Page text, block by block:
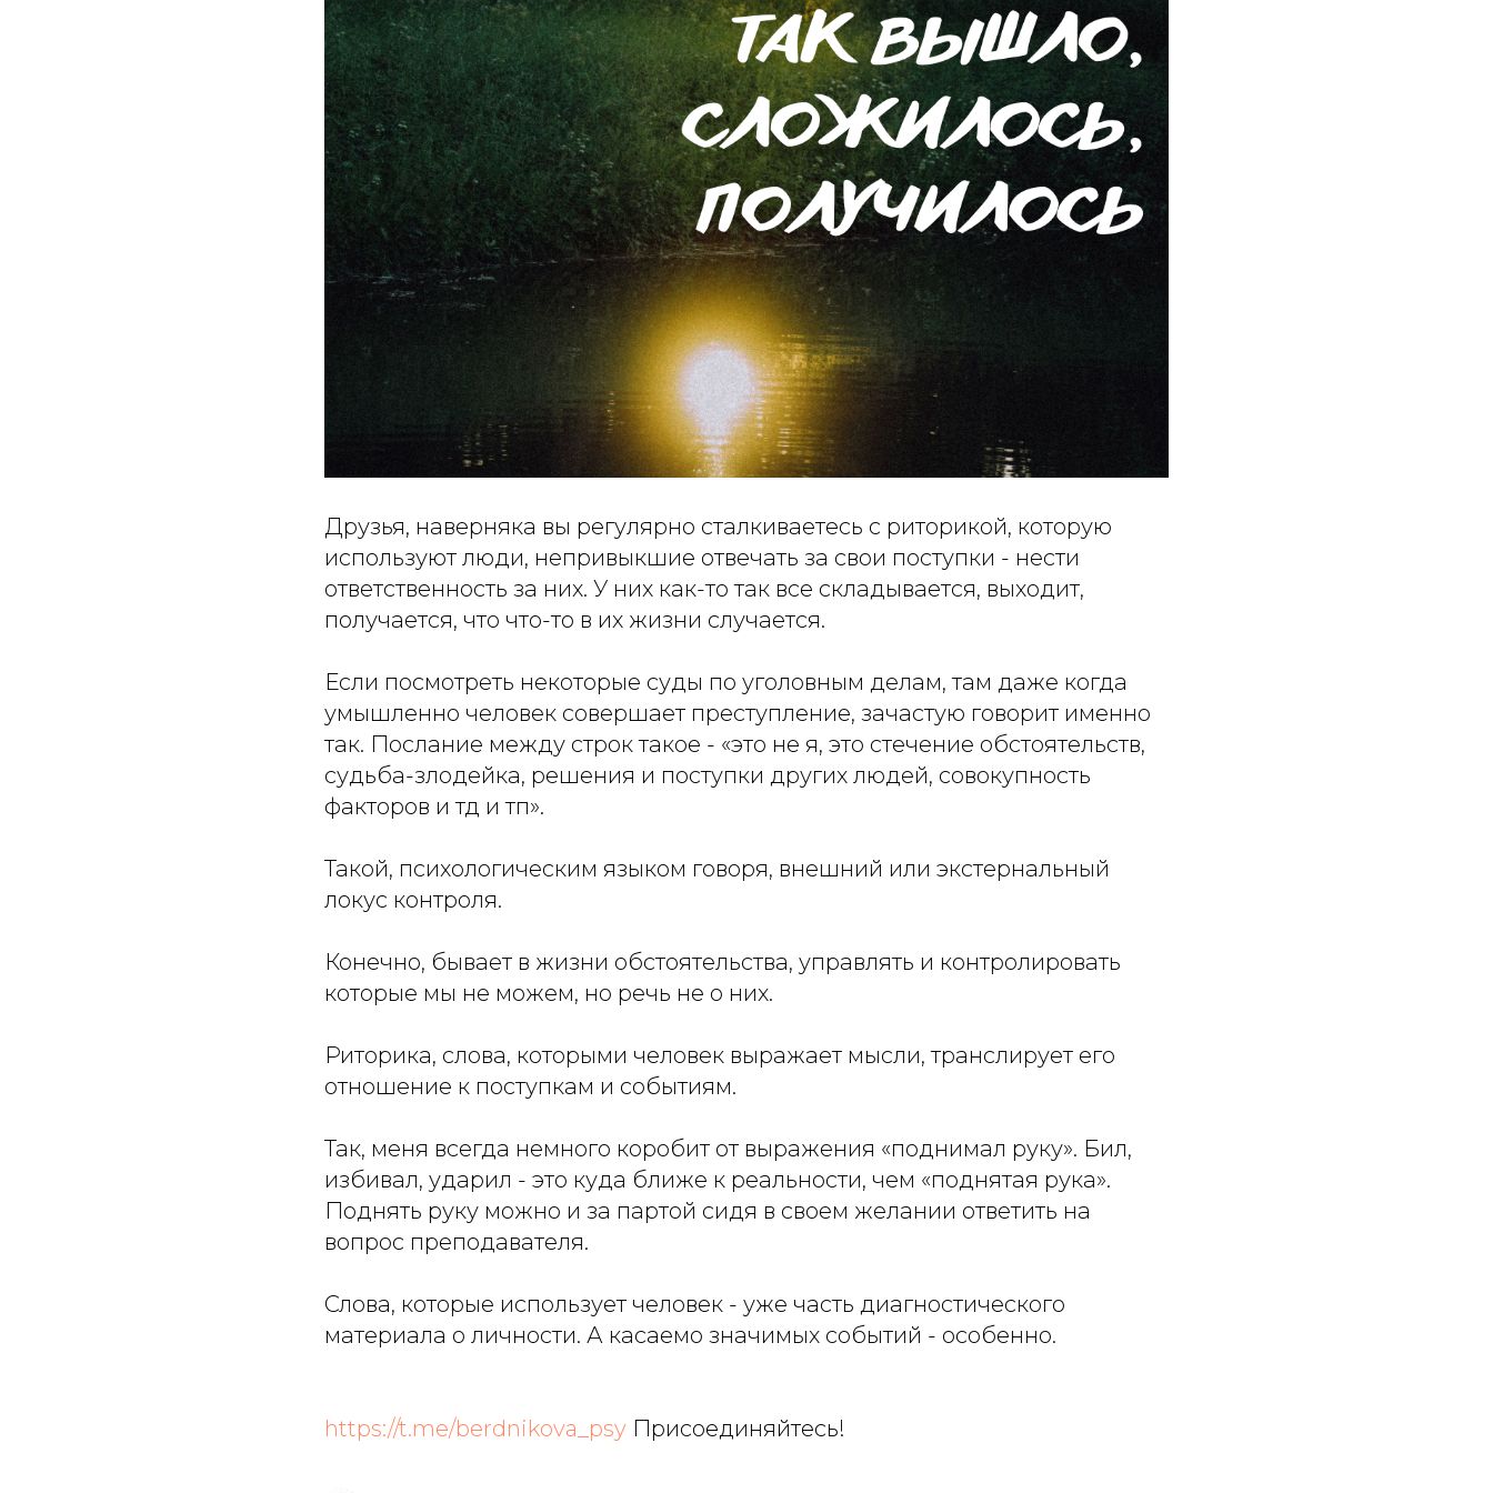
Друзья, наверняка вы регулярно сталкиваетесь с риторикой, которую
используют люди, непривыкшие отвечать за свои поступки - нести
ответственность за них. У них как-то так все складывается, выходит,
получается, что что-то в их жизни случается.
Если посмотреть некоторые суды по уголовным делам, там даже когда
умышленно человек совершает преступление, зачастую говорит именно
так. Послание между строк такое - «это не я, это стечение обстоятельств,
судьба-злодейка, решения и поступки других людей, совокупность
факторов и тд и тп».
Такой, психологическим языком говоря, внешний или экстернальный
локус контроля.
Конечно, бывает в жизни обстоятельства, управлять и контролировать
которые мы не можем, но речь не о них.
Риторика, слова, которыми человек выражает мысли, транслирует его
отношение к поступкам и событиям.
Так, меня всегда немного коробит от выражения «поднимал руку». Бил,
избивал, ударил - это куда ближе к реальности, чем «поднятая рука».
Поднять руку можно и за партой сидя в своем желании ответить на
вопрос преподавателя.
Слова, которые использует человек - уже часть диагностического
материала о личности. А касаемо значимых событий - особенно.
https://t.me/berdnikova_psy Присоединяйтесь!